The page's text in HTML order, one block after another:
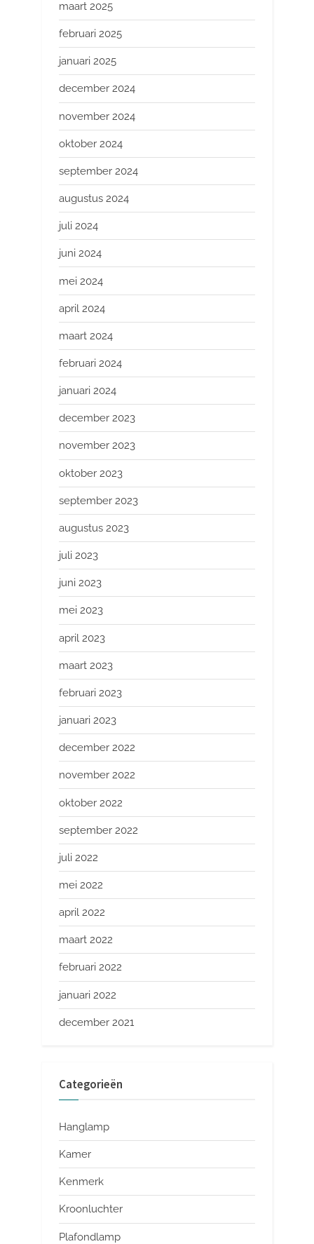
maart 2025
februari 2025
januari 2025
december 2024
november 2024
oktober 2024
september 2024
augustus 2024
juli 2024
juni 2024
mei 2024
april 2024
maart 2024
februari 2024
januari 2024
december 2023
november 2023
oktober 2023
september 2023
augustus 2023
juli 2023
juni 2023
mei 2023
april 2023
maart 2023
februari 2023
januari 2023
december 2022
november 2022
oktober 2022
september 2022
juli 2022
mei 2022
april 2022
maart 2022
februari 2022
januari 2022
december 2021
Categorieën
Hanglamp
Kamer
Kenmerk
Kroonluchter
Plafondlamp